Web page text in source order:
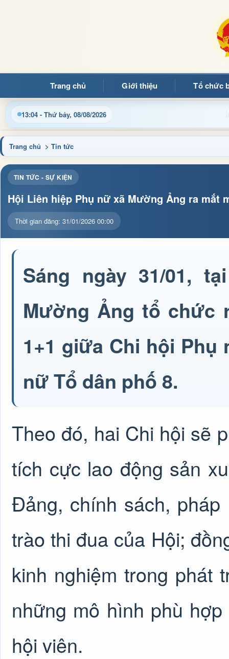
Trang chủ Giới thiệu Tổ chức
13:04 - Thứ bảy, 08/08/2026
thông tin điều hành, thủ tục hành chính và tin tức địa
Trang chủ > Tin tức
TIN TỨC - SỰ KIỆN
Hội Liên hiệp Phụ nữ xã Mường Ảng ra mắt
Thời gian đăng: 31/01/2026 00:00
Sáng ngày 31/01,
Mường Ảng tổ chức
1+1 giữa Chi hội
nữ Tổ dân phố 8.
Theo đó, hai Chi hội sẽ
tích cực lao động sản
Đảng, chính sách,
trào thi đua của Hội;
kinh nghiệm trong phát
những mô hình phù
hội viên.